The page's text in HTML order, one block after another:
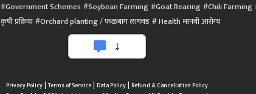
कृषी प्रक्रिया
Orchard planting / फळबाग लागवड Health मानवी आरोग्य
| | |
CopyRight - 2021 Krishi Jagran Media Group. All Rights Reserved.